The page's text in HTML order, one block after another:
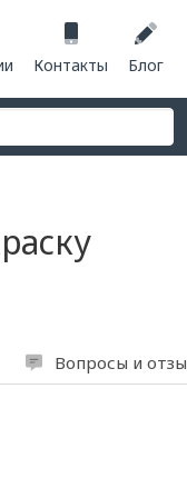
Контакты Блог
Вопросы и